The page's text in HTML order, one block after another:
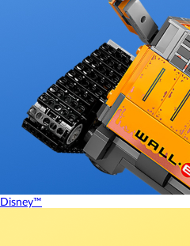
Disney™